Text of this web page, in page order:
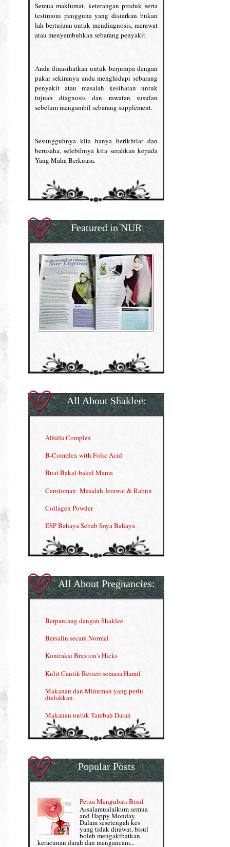
Semua maklumat, keterangan produk serta
testimoni pengguna yang disiarkan bukan
lah bertujuan untuk mendiagnosis, merawat
atau menyembuhkan sebarang penyakit.
Anda dinasihatkan untuk berjumpa dengan
pakar sekiranya anda menghidapi sebarang
penyakit atau masalah kesihatan untuk
tujuan diagnosis dan rawatan susulan
sebelum mengambil sebarang supplement.
Sesungguhnya kita hanya berikhtiar dan
berusaha, selebihnya kita serahkan kepada
Yang Maha Berkuasa.
Featured in NUR
All About Shaklee:
Alfalfa Complex
B-Complex with Folic Acid
Buat Bakal-bakal Mama
Carotomax: Masalah Jerawat & Rabun
Collagen Powder
ESP Bahaya Sebab Soya Bahaya
ESP Produk Shaklee Paling HOT
Gla Complex (II)
Herbal Blend the Magic Cream
Nutrisi untuk Ikhtiar Hamil
OMEGA GUARD
Omega Guard: EPA & DHA for kids
OSTEMATRIX
Pantang Larang dalam Pengambilan
Vitamin
Penjagaan Rambut: Prosante Hair Care
Persediaan Haji & Umrah
Review Part 1: Shaklee bagus ke?
All About Pregnancies:
Berpantang dengan Shaklee
Bersalin secara Normal
Kontraksi Braxton's Hicks
Kulit Cantik Berseri semasa Hamil
Makanan dan Minuman yang perlu
dielakkan
Makanan untuk Tambah Darah
Masalah HB rendah?
Normal VS Czer
Pemakanan Semasa Hamil
Penyusuan Bayi
Perkembangan Minda Bayi
Supplement untuk Kehamilan
Popular Posts
Petua Mengubati Bisul
Assalamualaikum semua
and Happy Monday.
Dalam sesetengah kes
yang tidak dirawat, bisul
boleh mengakibatkan
keracunan darah dan mengancam...